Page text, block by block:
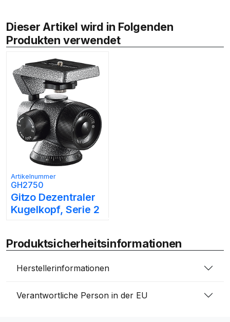
Dieser Artikel wird in Folgenden
Produkten verwendet
Artikelnummer
GH2750
Gitzo Dezentraler
Kugelkopf, Serie 2
Produktsicherheitsinformationen
Herstellerinformationen
Verantwortliche Person in der EU